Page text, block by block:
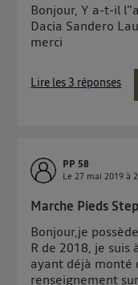
Bonjour, Y a-t-il
Dacia Sandero
merci
Lire les 3 réponses
PP 58
Le27 mai 2019 à
Marche Pieds
Bonjour,je
R de 2018, je suis
ayant déjà monté
renseignement